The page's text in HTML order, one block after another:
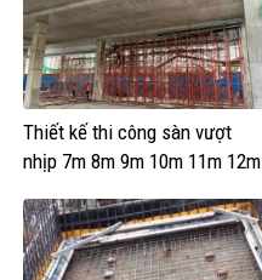
Thiết kế thi công sàn vượt
nhịp 7m 8m 9m 10m 11m 12m